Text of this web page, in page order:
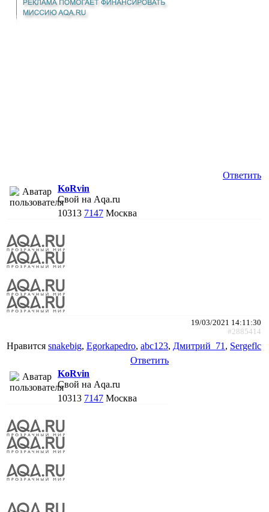
Ответить
KoRvin
Свой на Aqa.ru
10313 7147 Москва
19/03/2021 14:11:30
#2885414
Нравится snakebig, Egorkapedro, abc123, Дмитрий_71 , Sergeflc
Ответить
KoRvin
Свой на Aqa.ru
10313 7147 Москва